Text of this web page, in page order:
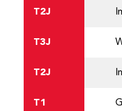
T2J
T3J
T2J
T1